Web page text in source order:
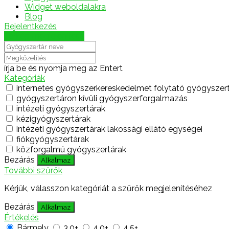
Widget weboldalakra
Blog
Bejelentkezés
írja be és nyomja meg az Entert
Kategóriák
internetes gyógyszerkereskedelmet folytató
gyógyszertáron kívüli gyógyszerforgalmazás
intézeti gyógyszertárak
kézigyógyszertárak
intézeti gyógyszertárak lakossági ellátó egységei
fiókgyógyszertárak
közforgalmú gyógyszertárak
Bezárás
Alkalmaz
További szűrők
Kérjük, válasszon kategóriát a szűrők megjelenítéséhez
Bezárás
Alkalmaz
Értékelés